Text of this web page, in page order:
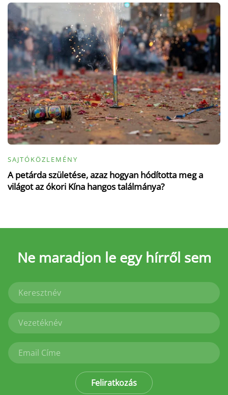
SAJTÓKÖZLEMÉNY
A petárda születése, azaz hogyan hódította meg a
világot az ókori Kína hangos találmánya?
Ne maradjon le egy hírről sem
Feliratkozás